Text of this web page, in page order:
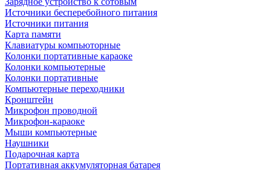
Источники бесперебойного питания
Источники питания
Карта памяти
Клавиатуры компьюторные
Колонки портативные караоке
Колонки компьютерные
Колонки портативные
Компьютерные переходники
Кронштейн
Микрофон проводной
Микрофон-караоке
Мыши компьютерные
Наушники
Подарочная карта
Портативная аккумуляторная батарея